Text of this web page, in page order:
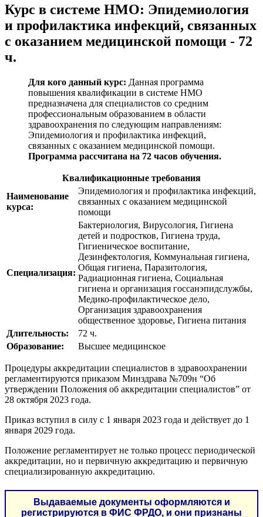
Курс в системе НМО: Эпидемиология
и профилактика инфекций, связанных
с оказанием медицинской помощи - 72
ч.
Для кого данный курс: Данная программа
повышения квалификации в системе НМО
предназначена для специалистов со средним
профессиональным образованием в области
здравоохранения по следующим направлениям:
Эпидемиология и профилактика инфекций,
связанных с оказанием медицинской помощи.
Программа рассчитана на 72 часов обучения.
Квалификационные требования
Наименование
курса:
Эпидемиология и профилактика инфекций,
связанных с оказанием медицинской
помощи
Специализация:
Бактериология, Вирусология, Гигиена
детей и подростков, Гигиена труда,
Гигиеническое воспитание,
Дезинфектология, Коммунальная гигиена,
Общая гигиена, Паразитология,
Радиационная гигиена, Социальная
гигиена и организация госсанэпидслужбы,
Медико-профилактическое дело,
Организация здравоохранения
общественное здоровье, Гигиена питания
Длительность:
72 ч.
Образование:
Высшее медицинское
Процедуры аккредитации специалистов в здравоохранении
регламентируются приказом Минздрава №709н “Об
утверждении Положения об аккредитации специалистов” от
28 октября 2023 года.
Приказ вступил в силу с 1 января 2023 года и действует до 1
января 2029 года.
Положение регламентирует не только процесс периодической
аккредитации, но и первичную аккредитацию и первичную
специализированную аккредитацию.
Выдаваемые документы оформляются и
регистрируются в ФИС ФРДО, и они признаны